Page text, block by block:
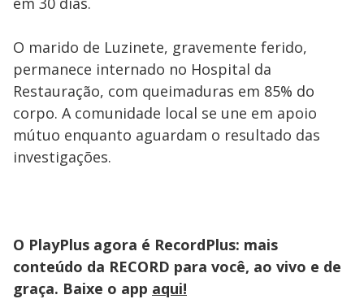
O marido de Luzinete, gravemente ferido,
permanece internado no Hospital da
Restauração, com queimaduras em 85% do
corpo. A comunidade local se une em apoio
mútuo enquanto aguardam o resultado das
investigações.
O PlayPlus agora é RecordPlus: mais
conteúdo da RECORD para você, ao vivo e de
graça. Baixe o app aqui!